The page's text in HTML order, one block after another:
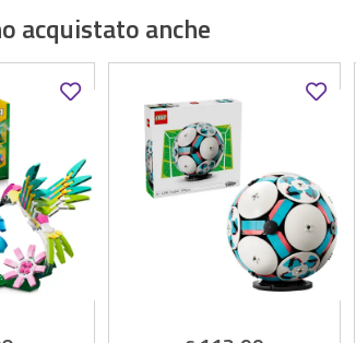
acquistato anche